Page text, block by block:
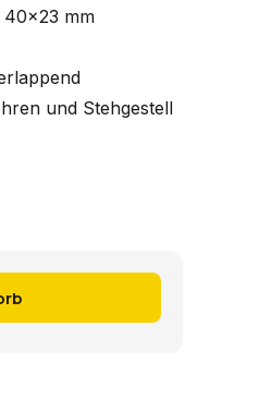
40x23 mm
und Stehgestell